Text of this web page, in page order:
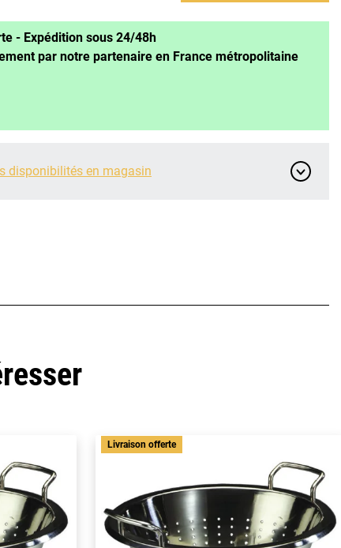
- Expédition sous 24/48h
par notre partenaire en France métropolitaine
disponibilités en magasin
Livraison offerte